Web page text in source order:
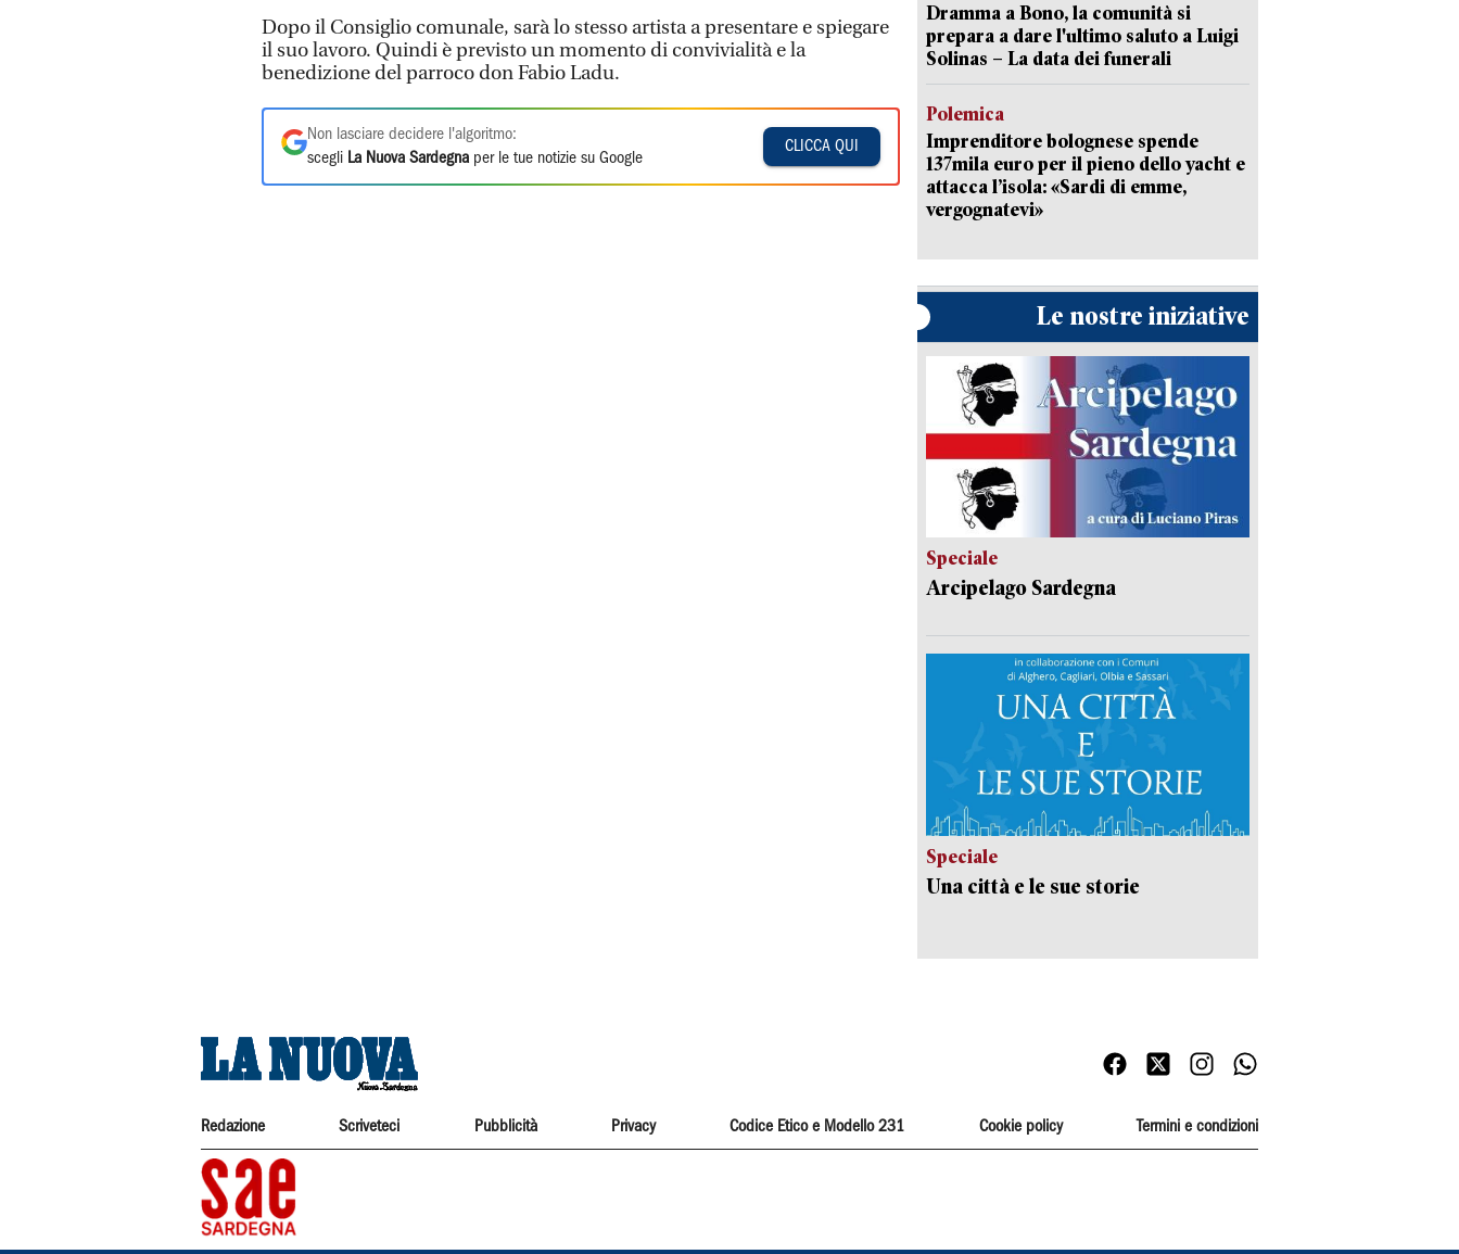
Dopo il Consiglio comunale, sarà lo stesso artista a presentare e spiegare
il suo lavoro. Quindi è previsto un momento di convivialità e la
benedizione del parroco don Fabio Ladu.
Non lasciare decidere l'algoritmo:
scegli La Nuova Sardegna per le tue notizie su Google
CLICCA QUI
Dramma a Bono, la comunità si
prepara a dare l'ultimo saluto a Luigi
Solinas – La data dei funerali
Polemica
Imprenditore bolognese spende
137mila euro per il pieno dello yacht e
attacca l’isola: «Sardi di emme,
vergognatevi»
Le nostre iniziative
Speciale
Arcipelago Sardegna
Speciale
Una città e le sue storie
Redazione Scriveteci Pubblicità Privacy Codice Etico e Modello 231 Cookie policy Termini e condizioni